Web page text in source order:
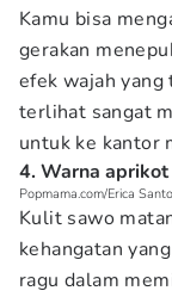
Kamu bisa
gerakan
efek wajah yang
terlihat sangat
untuk ke kantor
4. Warna
Popmama.com/Erica
Kulit sawo
kehangatan
ragu dalam